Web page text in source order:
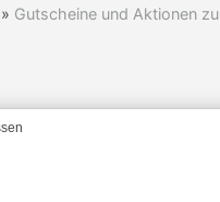
» Gutscheine und Aktionen